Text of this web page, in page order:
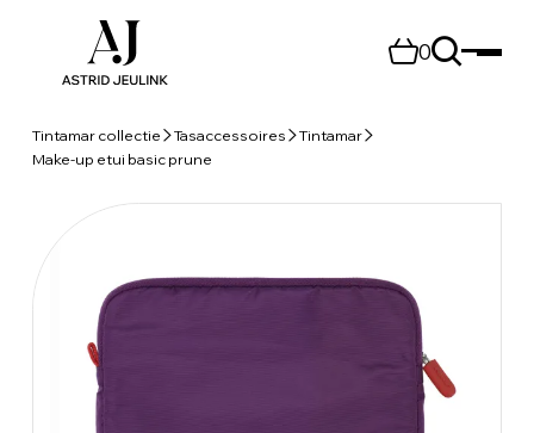
0
Tintamar collectie Tasaccessoires
Tintamar
Make-up etui basic prune